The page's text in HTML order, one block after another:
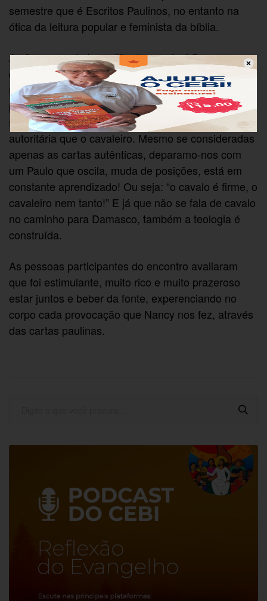
semestre que é Escritos Paulinos, no entanto na
ótica da leitura popular e feminista da bíblia.
Ao fazer uso do trocadilho “o cavalo é firme, o
cavaleiro nem tanto”, Nancy Cardoso (pastora
metodista e teóloga feminista) ajudou o grupo a
perceber que a teologia construída através dos
séculos – o cavalo – quis se colocar mais sólida e
autoritária que o cavaleiro. Mesmo se consideradas
apenas as cartas autênticas, deparamo-nos com
um Paulo que oscila, muda de posições, está em
constante aprendizado! Ou seja: “o cavalo é firme, o
cavaleiro nem tanto!” E já que não se fala de cavalo
no caminho para Damasco, também a teologia é
construída.
As pessoas participantes do encontro avaliaram
que foi estimulante, muito rico e muito prazeroso
estar juntos e beber da fonte, experenciando no
corpo cada provocação que Nancy nos fez, através
das cartas paulinas.